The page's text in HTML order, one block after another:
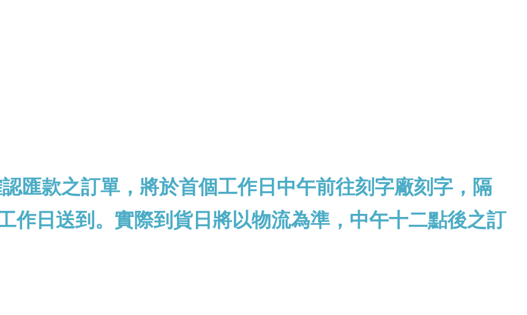
匯款之訂單，將於首個工作日中午前往刻字廠刻字，隔
作日送到。實際到貨日將以物流為準，中午十二點後之訂